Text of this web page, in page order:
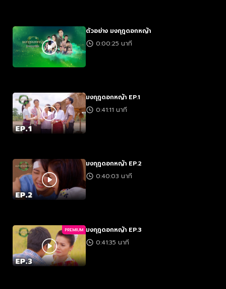
ตัวอย่าง มงกุฎดอกหญ้า
0:00:25 นาที
มงกุฎดอกหญ้า EP.1
0:41:11 นาที
มงกุฎดอกหญ้า EP.2
0:40:03 นาที
PREMIUM มงกุฎดอกหญ้า EP.3
0:41:35 นาที